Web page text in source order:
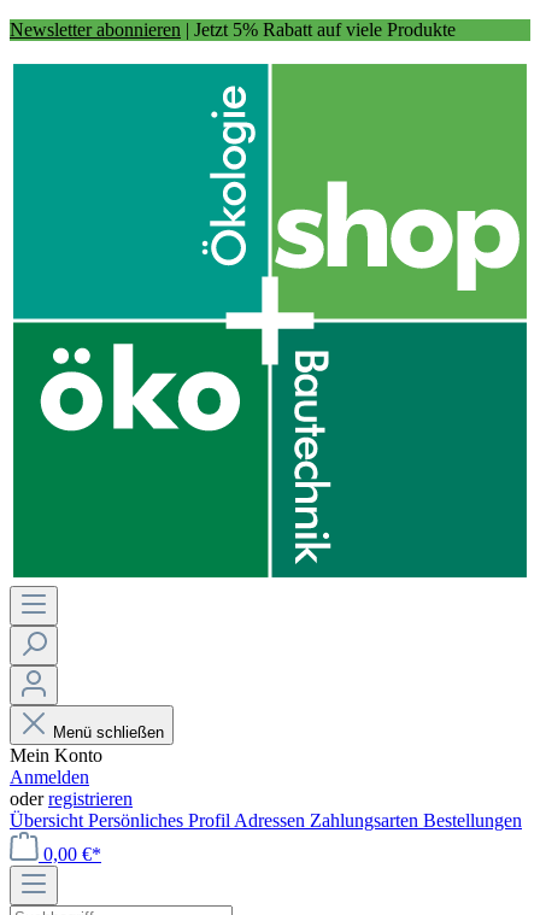
Newsletter abonnieren | Jetzt 5% Rabatt auf viele Produkte
Menü schließen
Mein Konto
Anmelden
oderregistrieren
Übersicht Persönliches Profil Adressen Zahlungsarten Bestellungen
0,00 €*